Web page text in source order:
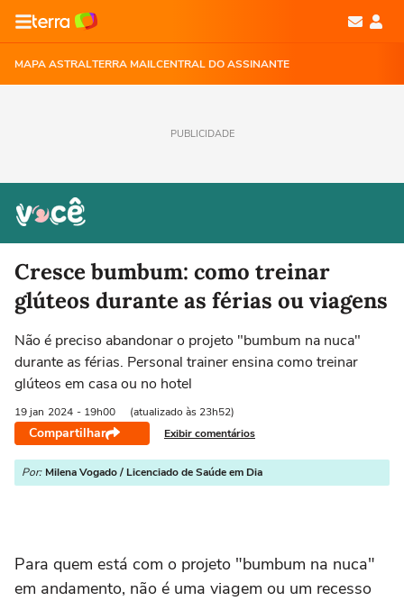
MAPA ASTRALTERRA MAILCENTRAL DO ASSINANTE
PUBLICIDADE
Cresce bumbum: como treinar
glúteos durante as férias ou viagens
Não é preciso abandonar o projeto "bumbum na nuca"
durante as férias. Personal trainer ensina como treinar
glúteos em casa ou no hotel
19 jan 2024 - 19h00 (atualizado às 23h52)
Compartilhar Exibir comentários
Por: Milena Vogado / Licenciado de Saúde em Dia
Para quem está com o projeto "bumbum na nuca"
em andamento, não é uma viagem ou um recesso